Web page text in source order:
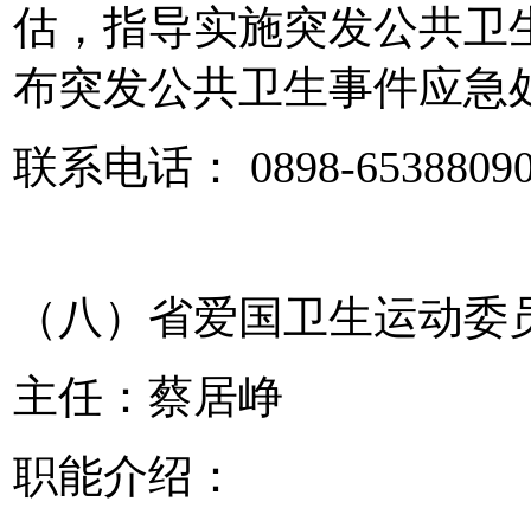
估，指导实施突发公共卫
布突发公共卫生事件应急
联系电话： 0898-
（八）省爱国卫生运动委
主任：蔡居峥
职能介绍：